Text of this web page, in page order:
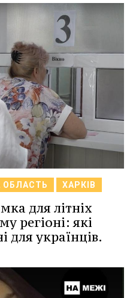
ОБЛАСТЬ ХАРКІВ
для літніх
регіоні: які
для українців.